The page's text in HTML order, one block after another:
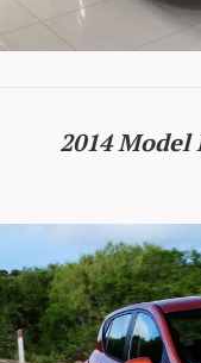
2014